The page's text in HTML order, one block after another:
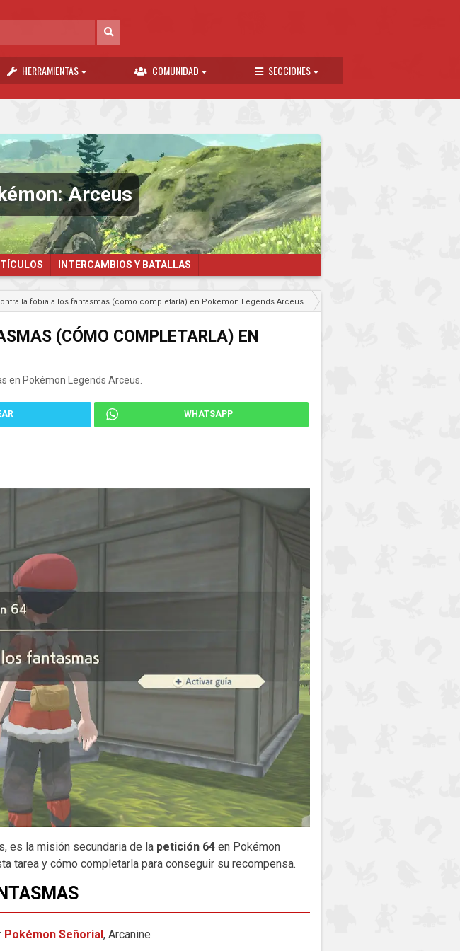
HERRAMIENTAS COMUNIDAD SECCIONES
Arceus
INTERCAMBIOS Y BATALLAS
la fobia a los fantasmas (cómo completarla) en Pokémon Legends Arceus
(CÓMO COMPLETARLA) EN
en Pokémon Legends Arceus.
WHATSAPP
es la misión secundaria de la petición 64 en Pokémon
tarea y cómo completarla para conseguir su recompensa.
Pokémon Señorial, Arcanine